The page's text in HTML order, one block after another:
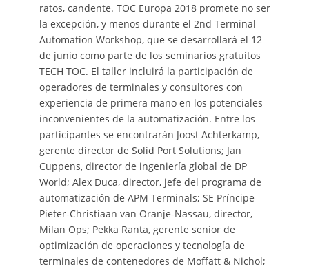
ratos, candente. TOC Europa 2018 promete no ser
la excepción, y menos durante el 2nd Terminal
Automation Workshop, que se desarrollará el 12
de junio como parte de los seminarios gratuitos
TECH TOC. El taller incluirá la participación de
operadores de terminales y consultores con
experiencia de primera mano en los potenciales
inconvenientes de la automatización. Entre los
participantes se encontrarán Joost Achterkamp,
gerente director de Solid Port Solutions; Jan
Cuppens, director de ingeniería global de DP
World; Alex Duca, director, jefe del programa de
automatización de APM Terminals; SE Príncipe
Pieter-Christiaan van Oranje-Nassau, director,
Milan Ops; Pekka Ranta, gerente senior de
optimización de operaciones y tecnología de
terminales de contenedores de Moffatt & Nichol;